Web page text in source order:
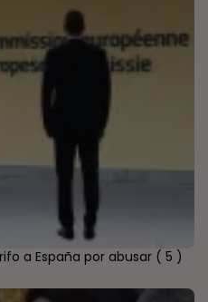
a España por abusar ( 5 )